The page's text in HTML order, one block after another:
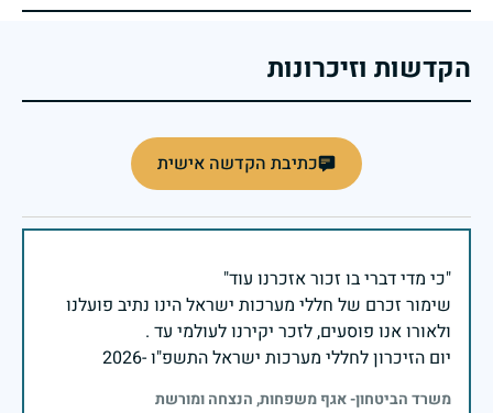
הקדשות וזיכרונות
כתיבת הקדשה אישית
שימור זכרם של חללי מערכות ישראל הינו נתיב פועלנו
יום הזיכרון לחללי מערכות ישראל התשפ"ו -2026
משרד הביטחון- אגף משפחות, הנצחה ומורשת